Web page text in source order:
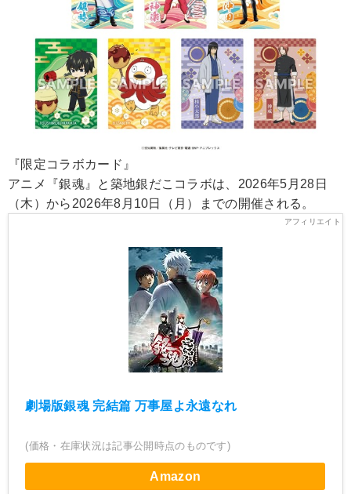
『限定コラボカード』
アニメ『銀魂』と築地銀だこコラボは、2026年5月28日
（木）から2026年8月10日（月）までの開催される。
劇場版銀魂 完結篇 万事屋よ永遠なれ
(価格・在庫状況は記事公開時点のものです)
Amazon